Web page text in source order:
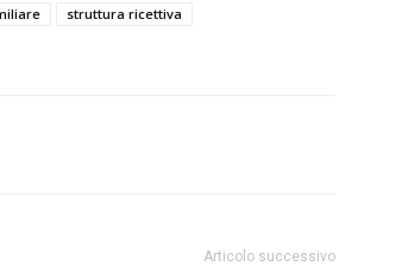
struttura ricettiva
Articolo successivo